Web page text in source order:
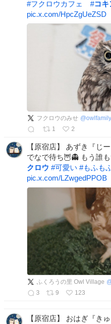
#フクロウカフェ #コキ
pic.x.com/HpcZgUeZSD
フクロウのみせ @
1
2
【原宿店】 あずき『じ
でなで待ち🦉👻 もう誰
クロウ #可愛い #もふも
pic.x.com/LZwgedPPOB
ふくろうの里 Owl Village
3
9 123
【原宿店】 おはぎ『き